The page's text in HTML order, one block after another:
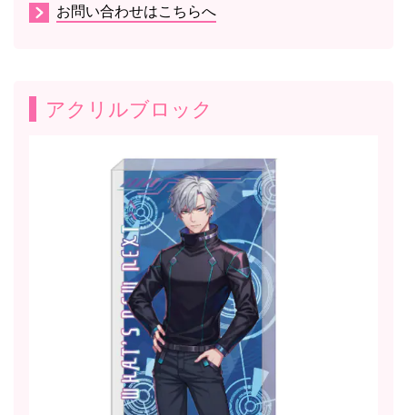
お問い合わせはこちらへ
アクリルブロック